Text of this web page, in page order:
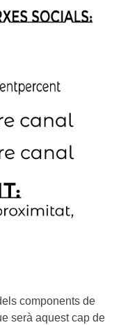
components de
serà aquest cap de